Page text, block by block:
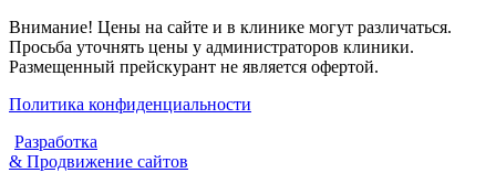
Внимание! Цены на сайте и в клинике могут различаться.
Просьба уточнять цены у администраторов клиники.
Размещенный прейскурант не является офертой.
Политика конфиденциальности
Разработка
& Продвижение сайтов